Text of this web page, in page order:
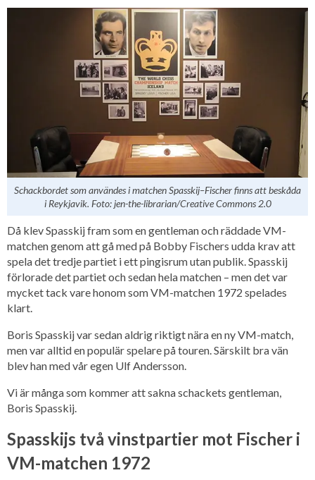
Schackbordet som användes i matchen Spasskij–Fischer finns att beskåda
i Reykjavik. Foto: jen-the-librarian/Creative Commons 2.0
Då klev Spasskij fram som en gentleman och räddade VM-
matchen genom att gå med på Bobby Fischers udda krav att
spela det tredje partiet i ett pingisrum utan publik. Spasskij
förlorade det partiet och sedan hela matchen – men det var
mycket tack vare honom som VM-matchen 1972 spelades
klart.
Boris Spasskij var sedan aldrig riktigt nära en ny VM-match,
men var alltid en populär spelare på touren. Särskilt bra vän
blev han med vår egen Ulf Andersson.
Vi är många som kommer att sakna schackets gentleman,
Boris Spasskij.
Spasskijs två vinstpartier mot Fischer i
VM-matchen 1972